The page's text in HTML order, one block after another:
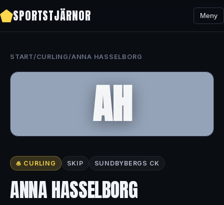
SPORTSTJÄRNOR Meny
START/CURLING/ANNA HASSELBORG
AH
🥌 CURLING SKIP SUNDBYBERGS CK
ANNA HASSELBORG